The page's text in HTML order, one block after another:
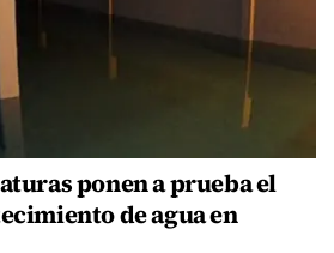
ponen a prueba el
de agua en